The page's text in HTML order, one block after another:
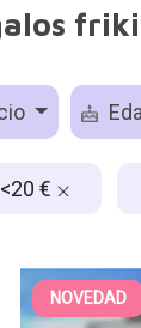
€
NOVEDAD